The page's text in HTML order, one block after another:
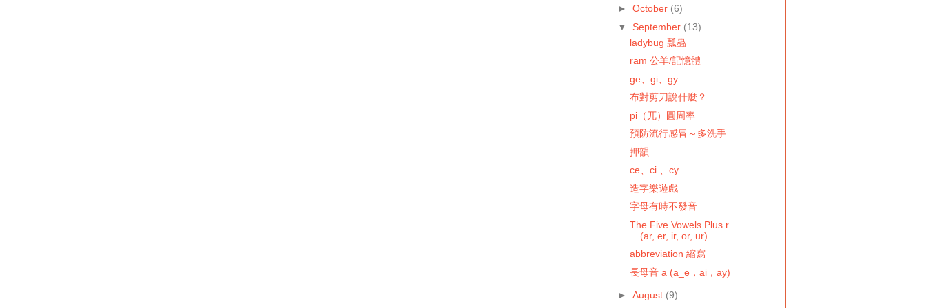
► October (6)
▼ September (13)
ladybug 瓢蟲
ram 公羊/記憶體
ge、gi、gy
布對剪刀說什麼？
pi（兀）圓周率
預防流行感冒～多洗手
押韻
ce、ci 、cy
造字樂遊戲
字母有時不發音
The Five Vowels Plus r
(ar, er, ir, or, ur)
abbreviation 縮寫
長母音 a (a_e，ai，ay)
► August (9)